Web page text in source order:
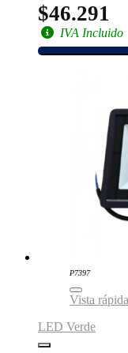
$46.291
IVA Incluido
P7397
Vista rápida
LED Verde